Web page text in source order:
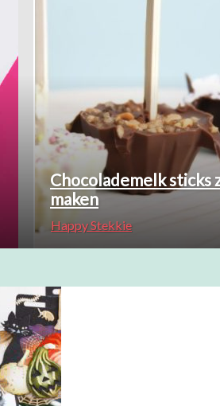
Chocolademelk sticks
maken
Happy Stekkie